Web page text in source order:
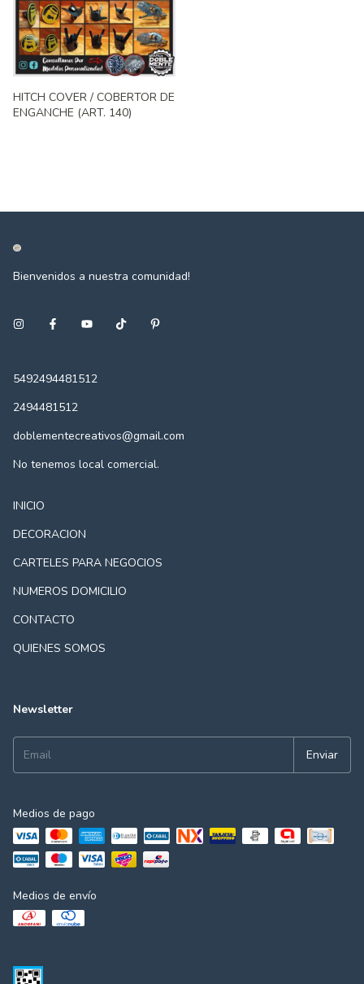
HITCH COVER / COBERTOR DE
ENGANCHE (ART. 140)
Bienvenidos a nuestra comunidad!
5492494481512
2494481512
doblementecreativos@gmail.com
No tenemos local comercial.
INICIO
DECORACION
CARTELES PARA NEGOCIOS
NUMEROS DOMICILIO
CONTACTO
QUIENES SOMOS
Newsletter
Medios de pago
Medios de envío